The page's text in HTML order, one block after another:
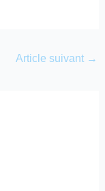
Article suivant →